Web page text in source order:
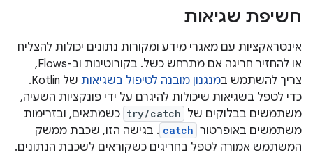
חשיפת שגיאות
אינטראקציות עם מאגרי מידע ומקורות נתונים יכולות להצליח
או להחזיר חריגה אם מתרחש כשל. בקורוטינות וב-Flows,
צריך להשתמש במנגנון מובנה לטיפול בשגיאות
של Kotlin.
כדי לטפל בשגיאות שיכולות להיגרם על ידי פונקציות השעיה,
משתמשים בבלוקים של try/catch כשמתאים, ובזרימות
משתמשים באופרטור catch . בגישה הזו, שכבת ממשק
המשתמש אמורה לטפל בחריגים כשקוראים לשכבת הנתונים.